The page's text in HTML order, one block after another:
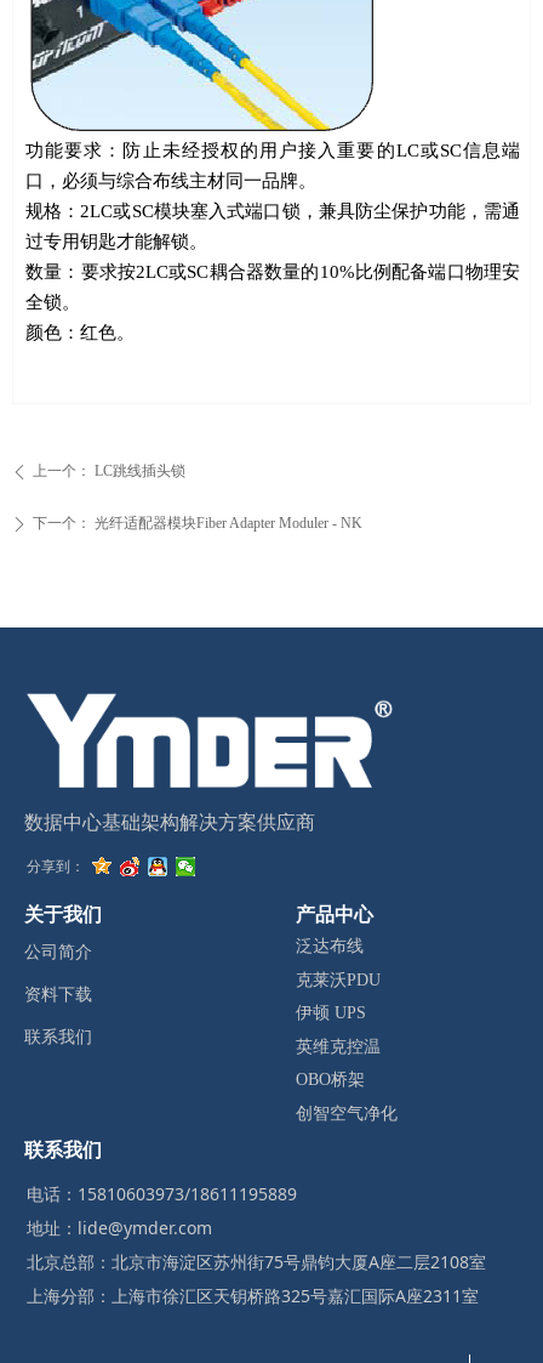
功能要求：防止未经授权的用户接入重要的LC或SC信息端
口，必须与综合布线主材同一品牌。
规格： 2LC或SC模块塞入式端口锁，兼具防尘保护功能，需通
过专用钥匙才能解锁。
数量：要求按2LC或SC耦合器数量的10%比例配备端口物理安
全锁。
颜色：红色。
ꄴ 上一个： LC跳线插头锁
ꄲ 下一个： 光纤适配器模块Fiber Adapter Moduler - NK
数据中心基础架构解决方案供应商
分享到：
公司简介
资料下载
联系我们
关于我们 产品中心
泛达布线
克莱沃PDU
伊顿 UPS
英维克控温
OBO桥架
创智空气净化
联系我们
电话：15810603973/18611195889
地址：lide@ymder.com
北京总部：北京市海淀区苏州街75号鼎钧大厦A座二层2108室
上海分部：上海市徐汇区天钥桥路325号嘉汇国际A座2311室